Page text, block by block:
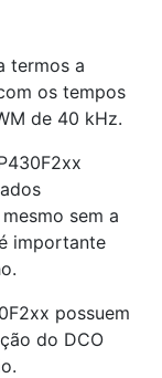
termos a
os tempos
de 40 kHz.
sem a
importante
possuem
do DCO